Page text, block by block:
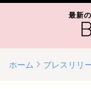
最新
ホーム プレスリリ